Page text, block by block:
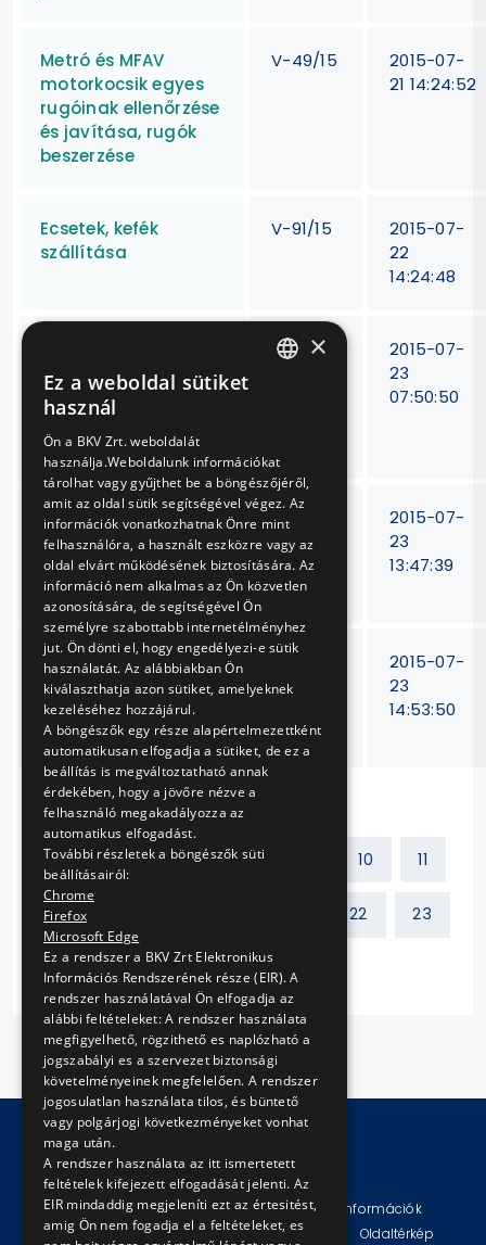
Metró és MFAV
motorkocsik egyes
rugóinak ellenőrzése
és javítása, rugók
beszerzése
V-49/15
2015-07-
21 14:24:52
Ecsetek, kefék
szállítása
V-91/15
2015-07-
22
14:24:48
rongy, színes
műszerrongy, fehér
fényezőrongy
szállítása
V-114/13
2015-07-
23
07:50:50
Villamos- és metró
járművek
kardántengelyeinek
javítása
V-
371/14
2015-07-
23
13:47:39
Metró járművekhez
áramszedő
tartozékok
beszerzése
V-80/15.
2015-07-
23
14:53:50
Előző 1 2 ... 10 11
12 22 23
Következő
© Copyright 2026 BKV Zrt.
Impresszum Jogi nyilatkozat Technikai információk
Adatvédelmi politika és tájékoztatások
Oldaltérkép
×
Ez a weboldal sütiket
használ
Ön a BKV Zrt. weboldalát
használja.Weboldalunk információkat
tárolhat vagy gyűjthet be a böngészőjéről,
amit az oldal sütik segítségével végez. Az
információk vonatkozhatnak Önre mint
felhasználóra, a használt eszközre vagy az
oldal elvárt működésének biztosítására. Az
információ nem alkalmas az Ön közvetlen
azonosítására, de segítségével Ön
személyre szabottabb internetélményhez
jut. Ön dönti el, hogy engedélyezi-e sütik
használatát. Az alábbiakban Ön
kiválaszthatja azon sütiket, amelyeknek
kezeléséhez hozzájárul.
A böngészők egy része alapértelmezettként
automatikusan elfogadja a sütiket, de ez a
beállítás is megváltoztatható annak
érdekében, hogy a jövőre nézve a
felhasználó megakadályozza az
automatikus elfogadást.
További részletek a böngészők süti
beállításairól:
Chrome
Firefox
Microsoft Edge
Ez a rendszer a BKV Zrt Elektronikus
Információs Rendszerének része (EIR). A
rendszer használatával Ön elfogadja az
alábbi feltételeket: A rendszer használata
megfigyelhető, rögzithető es naplózható a
jogszabályi es a szervezet biztonsági
követelményeinek megfelelően. A rendszer
jogosulatlan használata tilos, és büntető
vagy polgárjogi következményeket vonhat
maga után.
A rendszer használata az itt ismertetett
feltételek kifejezett elfogadását jelenti. Az
EIR mindaddig megjeleníti ezt az értesitést,
amig Ön nem fogadja el a feltételeket, es